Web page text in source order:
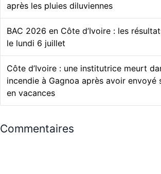
après les pluies diluviennes
BAC 2026 en Côte d’Ivoire : les
le lundi 6 juillet
Côte d’Ivoire : une institutrice meurt
incendie à Gagnoa après avoir envoyé
en vacances
Commentaires